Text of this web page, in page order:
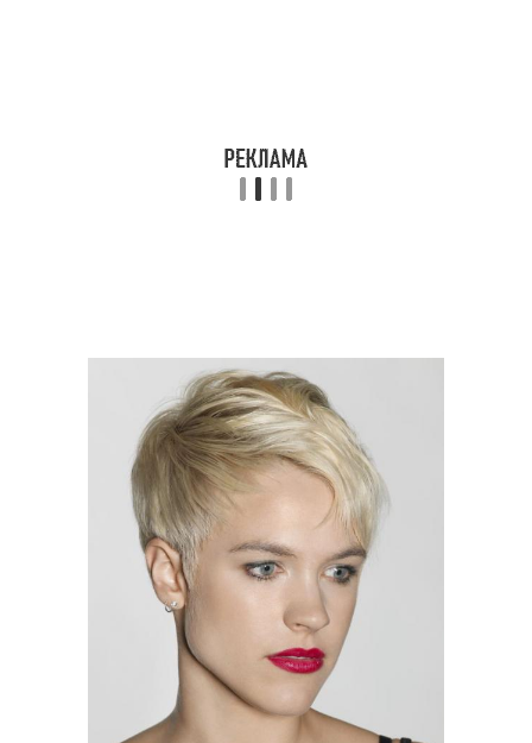
Волосы с косой
Стрижки на короткие
волосы
Стрижки на длинные
волосы
Стрижки для длинных
Каскад на длинные